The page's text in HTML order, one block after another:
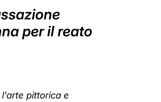
per il reato
pittorica e